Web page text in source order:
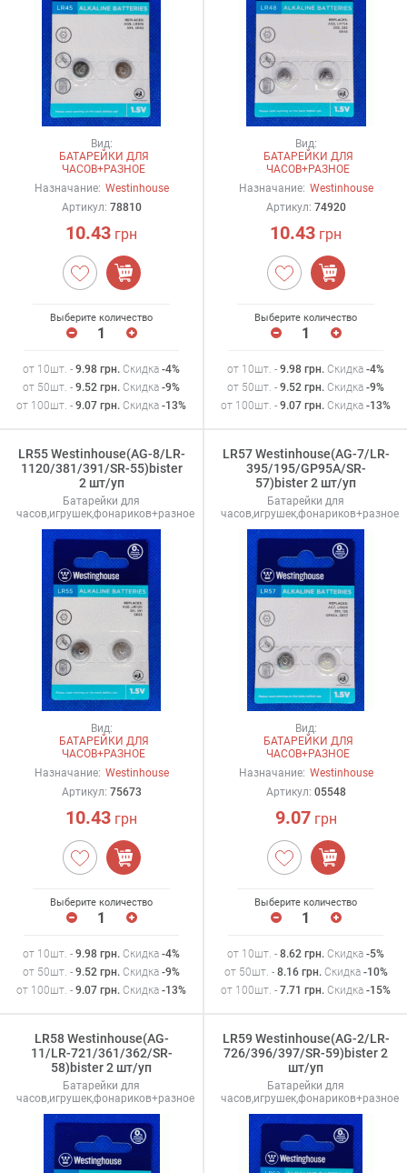
Вид:
БАТАРЕЙКИ ДЛЯ
ЧАСОВ+РАЗНОЕ
Назначание: Westinhouse
Артикул: 78810
10.43 грн
Выберите количество
от 10шт. - 9.98 грн. Скидка -4%
от 50шт. - 9.52 грн. Скидка -9%
от 100шт. - 9.07 грн. Скидка -13%
Вид:
БАТАРЕЙКИ ДЛЯ
ЧАСОВ+РАЗНОЕ
Назначание: Westinhouse
Артикул: 74920
10.43 грн
Выберите количество
от 10шт. - 9.98 грн. Скидка -4%
от 50шт. - 9.52 грн. Скидка -9%
от 100шт. - 9.07 грн. Скидка -13%
LR55 Westinhouse(AG-8/LR-
1120/381/391/SR-55)bister
2 шт/уп
Батарейки для
часов,игрушек,фонариков+разное
Вид:
БАТАРЕЙКИ ДЛЯ
ЧАСОВ+РАЗНОЕ
Назначание: Westinhouse
Артикул: 75673
10.43 грн
Выберите количество
от 10шт. - 9.98 грн. Скидка -4%
от 50шт. - 9.52 грн. Скидка -9%
от 100шт. - 9.07 грн. Скидка -13%
LR57 Westinhouse(AG-7/LR-
395/195/GP95A/SR-
57)bister 2 шт/уп
Батарейки для
часов,игрушек,фонариков+разное
Вид:
БАТАРЕЙКИ ДЛЯ
ЧАСОВ+РАЗНОЕ
Назначание: Westinhouse
Артикул: 05548
9.07грн
Выберите количество
от 10шт. - 8.62 грн. Скидка -5%
от 50шт. - 8.16грн. Скидка -10%
от 100шт. - 7.71 грн. Скидка -15%
LR58 Westinhouse(AG-
11/LR-721/361/362/SR-
58)bister 2 шт/уп
Батарейки для
часов,игрушек,фонариков+разное
LR59 Westinhouse(AG-2/LR-
726/396/397/SR-59)bister 2
шт/уп
Батарейки для
часов,игрушек,фонариков+разное